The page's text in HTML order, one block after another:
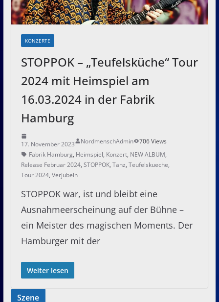
KONZERTE
STOPPOK – „Teufelsküche“ Tour
2024 mit Heimspiel am
16.03.2024 in der Fabrik
Hamburg
17. November 2023 NordmenschAdmin
706 Views
Fabrik Hamburg, Heimspiel, Konzert, NEW ALBUM,
Release Februar 2024, STOPPOK, Tanz, Teufelskueche,
Tour 2024, Verjubeln
STOPPOK war, ist und bleibt eine
Ausnahmeerscheinung auf der Bühne –
ein Meister des magischen Moments. Der
Hamburger mit der
Weiter lesen
Szene